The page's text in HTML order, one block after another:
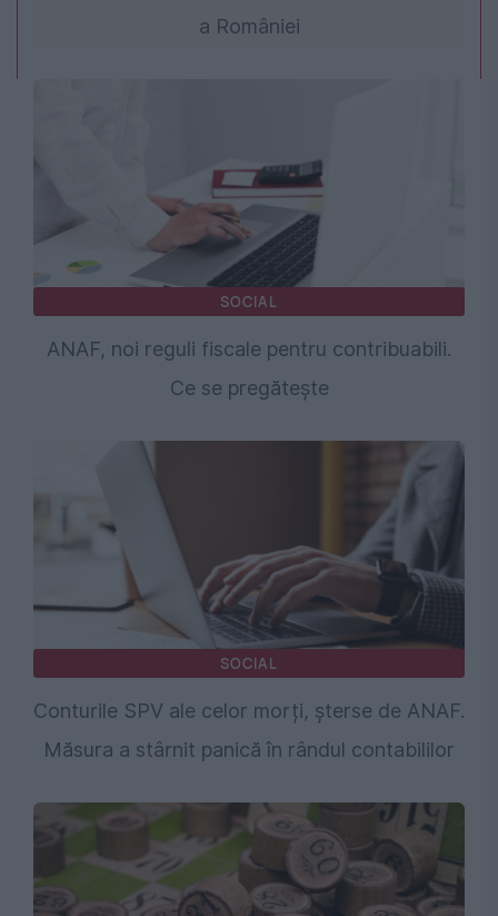
a României
SOCIAL
ANAF, noi reguli fiscale pentru contribuabili.
Ce se pregătește
SOCIAL
Conturile SPV ale celor morți, șterse de ANAF.
Măsura a stârnit panică în rândul contabililor